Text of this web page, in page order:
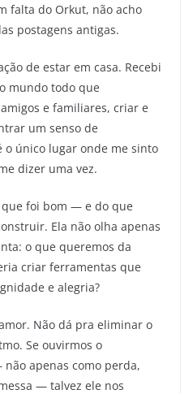
falta do Orkut, não acho
postagens antigas.
de estar em casa. Recebi
mundo todo que
e familiares, criar e
um senso de
o único lugar onde me sinto
dizer uma vez.
foi bom — e do que
Ela não olha apenas
o que queremos da
criar ferramentas que
e alegria?
Não dá pra eliminar o
Se ouvirmos o
apenas como perda,
— talvez ele nos